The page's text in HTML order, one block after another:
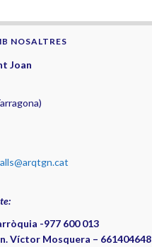
NOSALTRES
Joan
-977 600 013
Víctor Mosquera – 661404648